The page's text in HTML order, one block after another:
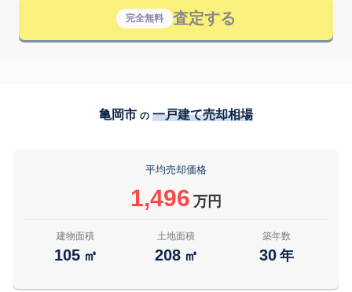
完全無料 査定する
亀岡市 の 一戸建て売却相場
平均売却価格
1,496 万円
建物面積
105 ㎡
土地面積
208 ㎡
築年数
30 年